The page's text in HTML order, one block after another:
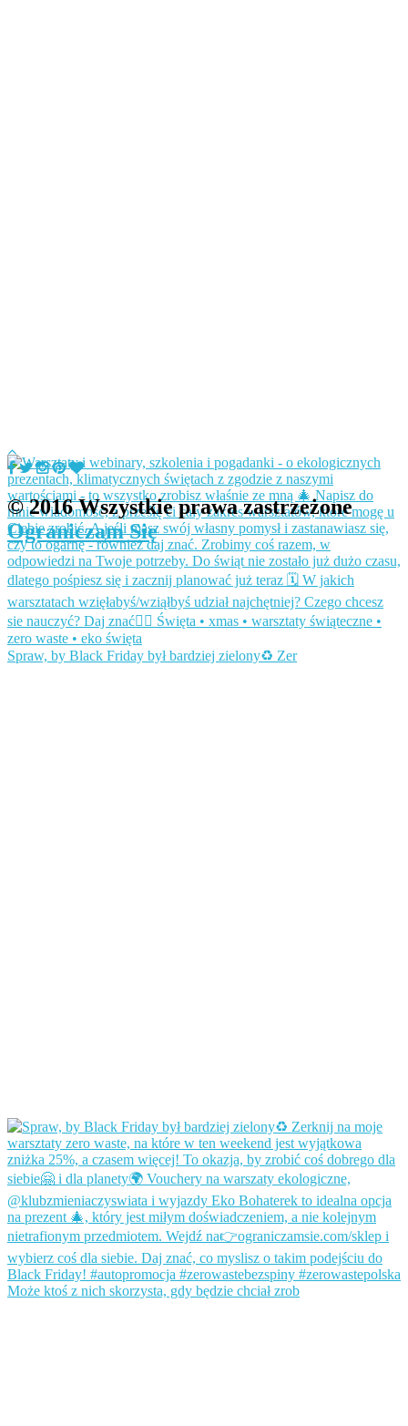
Spraw, by Black Friday był bardziej zielony♻️ Zer
Może ktoś z nich skorzysta, gdy będzie chciał zrob
© 2016 Wszystkie prawa zastrzeżone
Ograniczam Się